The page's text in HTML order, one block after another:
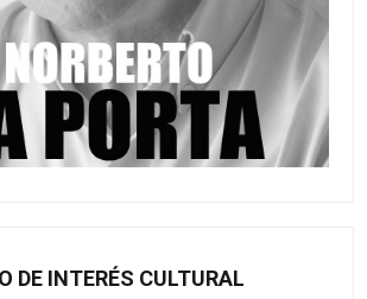
DE INTERÉS CULTURAL